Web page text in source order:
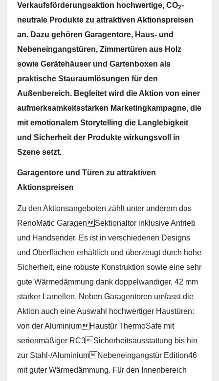
Verkaufsförderungsaktion hochwertige, CO2-
neutral e Produkte zu attraktiven Aktionspreisen
an. Dazu gehören Garagentore, Haus- und
Nebeneingangstüren, Zimmertüren aus Holz
sowie Gerätehäuser und Gartenboxen als
praktische Stauraumlösungen für den
Außenbereich. Begleitet wird die Aktion von einer
aufmerksamkeitsstarken Marketingkampagne, die
mit emotionalem Storytelling die Langlebigkeit
und Sicherheit der Produkte wirkungsvoll in
Szene setzt.
Garagentore und Türen zu attraktiven
Aktionspreisen
Zu den Aktionsangeboten zählt unter anderem das
RenoMatic GaragenSektionaltor inklusive Antrieb
und Handsender. Es ist in verschiedenen Designs
und Oberflächen erhältlich und überzeugt durch hohe
Sicherheit, eine robuste Konstruktion sowie eine sehr
gute Wärmedämmung dank doppelwandiger, 42 mm
starker Lamellen. Neben Garagentoren umfasst die
Aktion auch eine Auswahl hochwertiger Haustüren:
von der AluminiumHaustür ThermoSafe mit
serienmäßiger RC3Sicherheitsausstattung bis hin
zur Stahl-/AluminiumNebeneingangstür Edition46
mit guter Wärmedämmung. Für den Innenbereich